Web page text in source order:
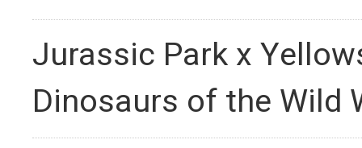
Jurassic Park x
Dinosaurs of the Wild